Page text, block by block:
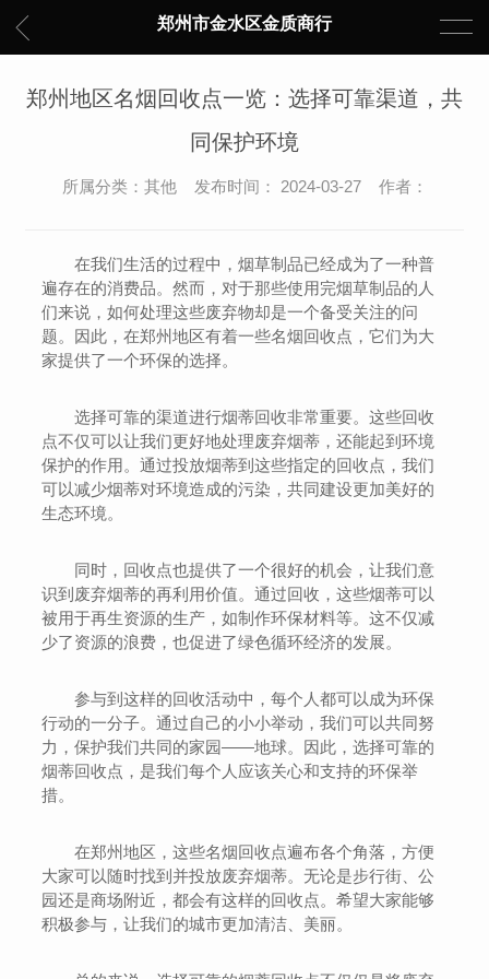
郑州市金水区金质商行
郑州地区名烟回收点一览：选择可靠渠道，共
同保护环境
所属分类：其他 发布时间： 2024-03-27 作者：
在我们生活的过程中，烟草制品已经成为了一种普
遍存在的消费品。然而，对于那些使用完烟草制品的人
们来说，如何处理这些废弃物却是一个备受关注的问
题。因此，在郑州地区有着一些名烟回收点，它们为大
家提供了一个环保的选择。
选择可靠的渠道进行烟蒂回收非常重要。这些回收
点不仅可以让我们更好地处理废弃烟蒂，还能起到环境
保护的作用。通过投放烟蒂到这些指定的回收点，我们
可以减少烟蒂对环境造成的污染，共同建设更加美好的
生态环境。
同时，回收点也提供了一个很好的机会，让我们意
识到废弃烟蒂的再利用价值。通过回收，这些烟蒂可以
被用于再生资源的生产，如制作环保材料等。这不仅减
少了资源的浪费，也促进了绿色循环经济的发展。
参与到这样的回收活动中，每个人都可以成为环保
行动的一分子。通过自己的小小举动，我们可以共同努
力，保护我们共同的家园——地球。因此，选择可靠的
烟蒂回收点，是我们每个人应该关心和支持的环保举
措。
在郑州地区，这些名烟回收点遍布各个角落，方便
大家可以随时找到并投放废弃烟蒂。无论是步行街、公
园还是商场附近，都会有这样的回收点。希望大家能够
积极参与，让我们的城市更加清洁、美丽。